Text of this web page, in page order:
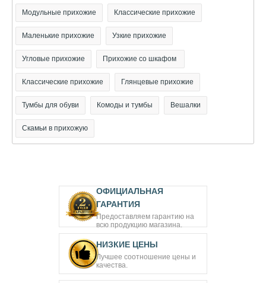
Модульные прихожие Классические прихожие
Маленькие прихожие Узкие прихожие
Угловые прихожие Прихожие со шкафом
Классические прихожие Глянцевые прихожие
Тумбы для обуви Комоды и тумбы Вешалки
Скамьи в прихожую
ОФИЦИАЛЬНАЯ
ГАРАНТИЯ
Предоставляем гарантию на
всю продукцию магазина.
НИЗКИЕ ЦЕНЫ
Лучшее соотношение цены и
качества.